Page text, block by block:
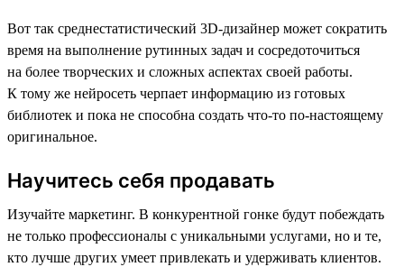
Вот так среднестатистический 3D-дизайнер может сократить
время на выполнение рутинных задач и сосредоточиться
на более творческих и сложных аспектах своей работы.
К тому же нейросеть черпает информацию из готовых
библиотек и пока не способна создать что-то по-настоящему
оригинальное.
Научитесь себя продавать
Изучайте маркетинг. В конкурентной гонке будут побеждать
не только профессионалы с уникальными услугами, но и те,
кто лучше других умеет привлекать и удерживать клиентов.